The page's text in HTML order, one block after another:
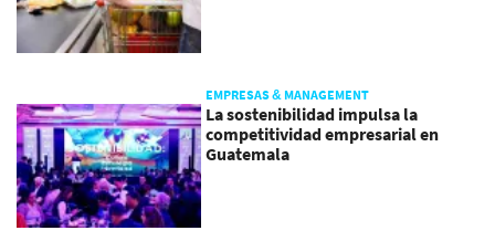
EMPRESAS & MANAGEMENT
La sostenibilidad impulsa la
competitividad empresarial en
Guatemala